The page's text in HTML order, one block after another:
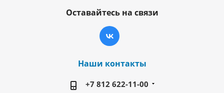
Оставайтесь на связи
Наши контакты
+7 812 622-11-00